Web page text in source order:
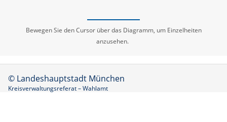
Bewegen Sie den Cursor über das Diagramm, um Einzelheiten
anzusehen.
© Landeshauptstadt München
Kreisverwaltungsreferat – Wahlamt